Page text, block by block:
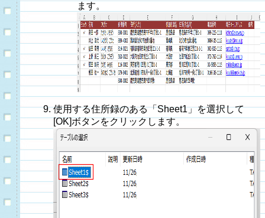
ます。
使用する住所録のある「Sheet1」を選択して
[OK]ボタンをクリックします。